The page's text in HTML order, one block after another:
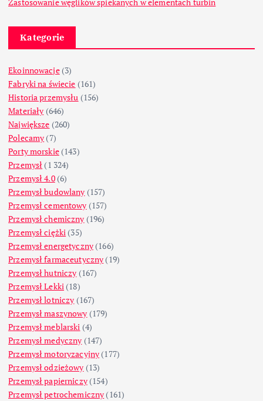
Zastosowanie węglików spiekanych w elementach turbin
Kategorie
Ekoinnowacje(3)
Fabryki na świecie (161)
Historia przemysłu (156)
Materiały (646)
Największe (260)
Polecamy (7)
Porty morskie(143)
Przemysł (1 324)
Przemysł 4.0(6)
Przemysł budowlany (157)
Przemysł cementowy (157)
Przemysł chemiczny (196)
Przemysł ciężki (35)
Przemysł energetyczny (166)
Przemysł farmaceutyczny (19)
Przemysł hutniczy (167)
Przemysł Lekki (18)
Przemysł lotniczy (167)
Przemysł maszynowy (179)
Przemysł meblarski (4)
Przemysł medyczny (147)
Przemysł motoryzacyjny (177)
Przemysł odzieżowy (13)
Przemysł papierniczy(154)
Przemysł petrochemiczny (161)